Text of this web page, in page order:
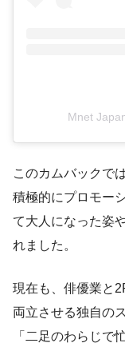
Mnet
このカムバックで
積極的にプロモー
て大人になった姿
れました。
現在も、俳優業と
両立させる独自の
「二足のわらじで